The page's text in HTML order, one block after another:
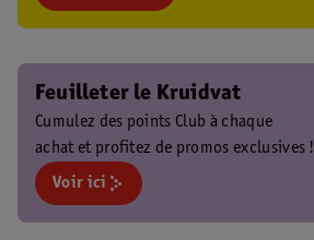
Feuilleter le Kruidvat
Cumulez des points Club à chaque
achat et profitez de promos exclusives !
Voir ici